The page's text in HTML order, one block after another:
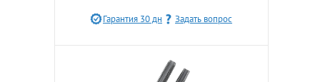
Гарантия 30 дн Задать вопрос